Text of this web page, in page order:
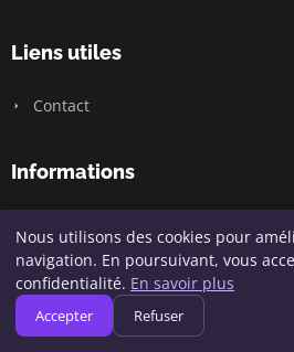
Liens utiles
Contact
Informations
© 2026 Geeksunite.net.
Nous utilisons des cookies pour
navigation. En poursuivant, vous
confidentialité. En savoir plus
Accepter Refuser